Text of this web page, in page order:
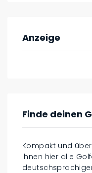
Anzeige
Finde deinen
Kompakt und
Ihnen hier alle